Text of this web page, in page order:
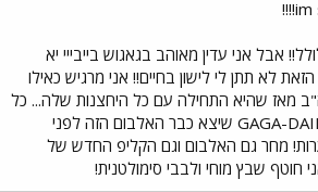
im
אבל אני עדין מאוהב בגאגוש בייבייי יא
לא תתן לי לישון בחיים!! אני מרגיש כאילו
מאז שהיא התחילה עם כל היחצנות שלה... כל
היום ריפרש על GAGA-DAILY!1 שיצא כבר האלבום הזה לפני
מחר גם האלבום וגם הקליפ החדש של
חוטף שבץ מוחי ולבבי סימולטנית!